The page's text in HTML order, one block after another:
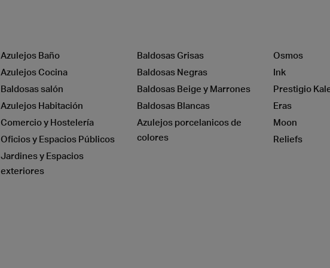
Azulejos Baño
Azulejos Cocina
Baldosas salón
Azulejos Habitación
Comercio y Hostelería
Oficios y Espacios Públicos
Jardines y Espacios
exteriores
Baldosas Grisas
Baldosas Negras
Baldosas Beige y Marrones
Baldosas Blancas
Azulejos porcelanicos de
colores
Osmos
Ink
Prestigio
Eras
Moon
Reliefs